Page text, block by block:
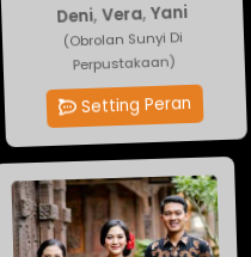
Deni,Vera,Yani
(Obrolan Sunyi Di
Perpustakaan)
Setting Peran